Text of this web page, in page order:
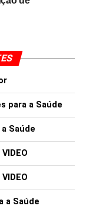
para a Saúde
Saúde
a Saúde